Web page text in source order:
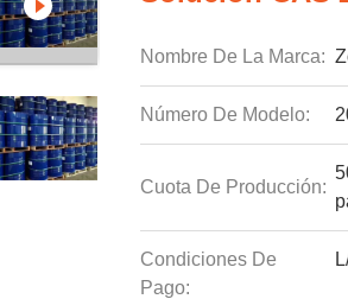
Nombre De La Marca:
Número De Modelo:
Cuota De Producción:
Condiciones De
Pago: